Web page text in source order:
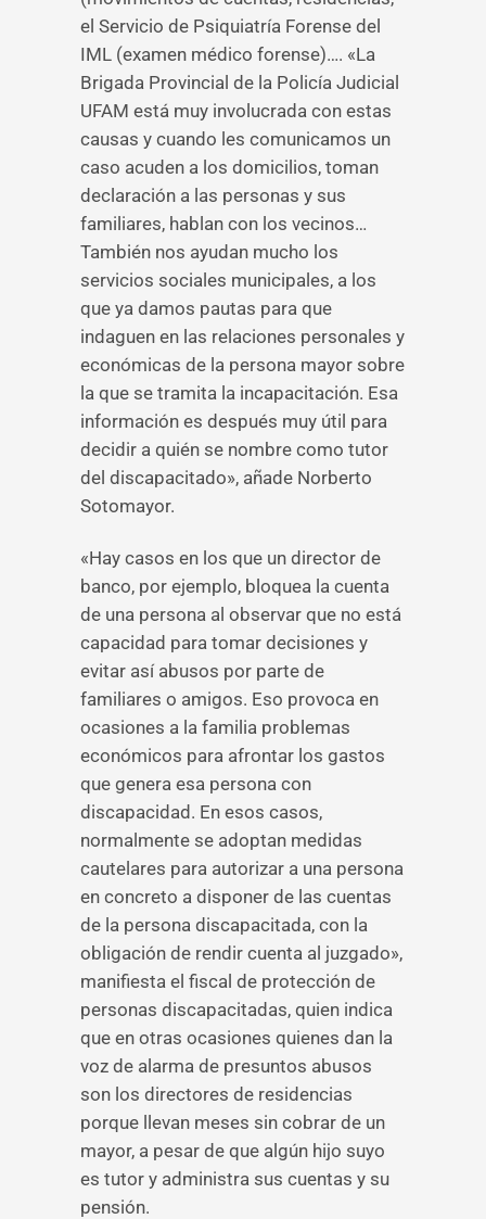
el Servicio de Psiquiatría Forense del
IML (examen médico forense)…. «La
Brigada Provincial de la Policía Judicial
UFAM está muy involucrada con estas
causas y cuando les comunicamos un
caso acuden a los domicilios, toman
declaración a las personas y sus
familiares, hablan con los vecinos…
También nos ayudan mucho los
servicios sociales municipales, a los
que ya damos pautas para que
indaguen en las relaciones personales y
económicas de la persona mayor sobre
la que se tramita la incapacitación. Esa
información es después muy útil para
decidir a quién se nombre como tutor
del discapacitado», añade Norberto
Sotomayor.
«Hay casos en los que un director de
banco, por ejemplo, bloquea la cuenta
de una persona al observar que no está
capacidad para tomar decisiones y
evitar así abusos por parte de
familiares o amigos. Eso provoca en
ocasiones a la familia problemas
económicos para afrontar los gastos
que genera esa persona con
discapacidad. En esos casos,
normalmente se adoptan medidas
cautelares para autorizar a una persona
en concreto a disponer de las cuentas
de la persona discapacitada, con la
obligación de rendir cuenta al juzgado»,
manifiesta el fiscal de protección de
personas discapacitadas, quien indica
que en otras ocasiones quienes dan la
voz de alarma de presuntos abusos
son los directores de residencias
porque llevan meses sin cobrar de un
mayor, a pesar de que algún hijo suyo
es tutor y administra sus cuentas y su
pensión.